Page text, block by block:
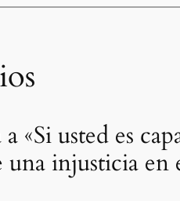
«Si usted es
una injusticia